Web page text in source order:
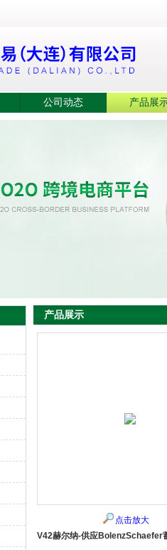
公司动态 产品展
产品展示
点击放大
V42赫尔纳-供应BolenzSchaefer